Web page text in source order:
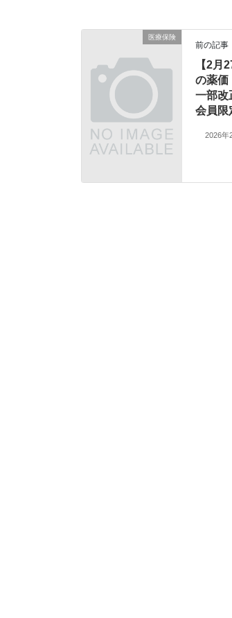
医療保険
前の記事
【2月
の薬価
一部改
会員限
2026年